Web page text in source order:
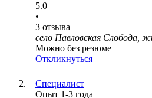
5.0
•
3 отзыва
село Павловская Слобода,
Можно без резюме
Откликнуться
Специалист
Опыт 1-3 года